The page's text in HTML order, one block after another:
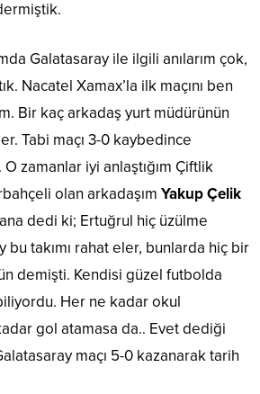
Galatasaray ile ilgili anılarım çok,
Nacatel Xamax’la ilk maçını ben
Bir kaç arkadaş yurt müdürünün
Tabi maçı 3-0 kaybedince
zamanlar iyi anlaştığım Çiftlik
olan arkadaşım Yakup Çelik
dedi ki; Ertuğrul hiç üzülme
bu takımı rahat eler, bunlarda hiç bir
demişti. Kendisi güzel futbolda
Her ne kadar okul
gol atamasa da.. Evet dediği
maçı 5-0 kazanarak tarih